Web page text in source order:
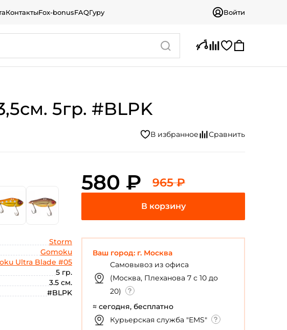
КонтактыFox-bonusFAQГуру Войти
5гр. #BLPK
Storm
Gomoku
Ultra Blade #05
5 гр.
3.5 см.
#BLPK
580 ₽ 965 ₽
Ваш город: г. Москва
Самовывоз из офиса
(Москва, Плеханова 7 с 10 до
20)
≈ сегодня, бесплатно
Курьерская служба "EMS"